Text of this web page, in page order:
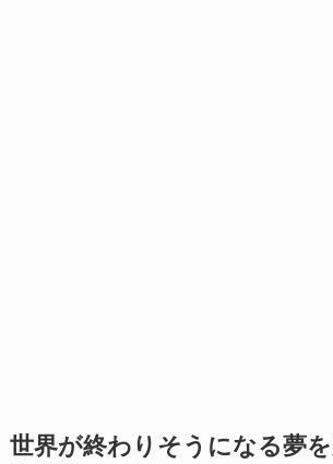
世界が終わりそうになる夢